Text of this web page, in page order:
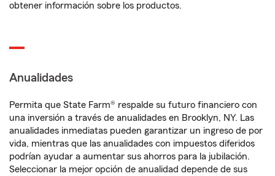
obtener información sobre los productos.
Anualidades
Permita que State Farm® respalde su futuro financiero con
una inversión a través de anualidades en Brooklyn, NY. Las
anualidades inmediatas pueden garantizar un ingreso de por
vida, mientras que las anualidades con impuestos diferidos
podrían ayudar a aumentar sus ahorros para la jubilación.
Seleccionar la mejor opción de anualidad depende de sus